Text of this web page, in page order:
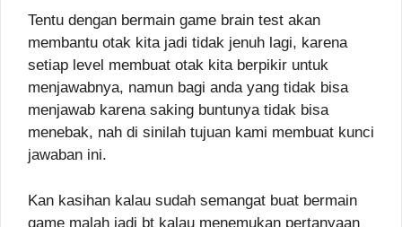
Tentu dengan bermain game brain test akan
membantu otak kita jadi tidak jenuh lagi, karena
setiap level membuat otak kita berpikir untuk
menjawabnya, namun bagi anda yang tidak bisa
menjawab karena saking buntunya tidak bisa
menebak, nah di sinilah tujuan kami membuat kunci
jawaban ini.
Kan kasihan kalau sudah semangat buat bermain
game malah jadi bt kalau menemukan pertanyaan